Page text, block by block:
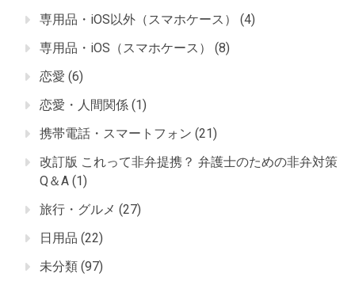
専用品・iOS以外（スマホケース）
(4)
専用品・iOS（スマホケース）
(8)
恋愛 (6)
恋愛・人間関係 (1)
携帯電話・スマートフォン (21)
改訂版 これって非弁提携？ 弁護士のための非弁対策
Q＆A (1)
旅行・グルメ (27)
日用品 (22)
未分類 (97)